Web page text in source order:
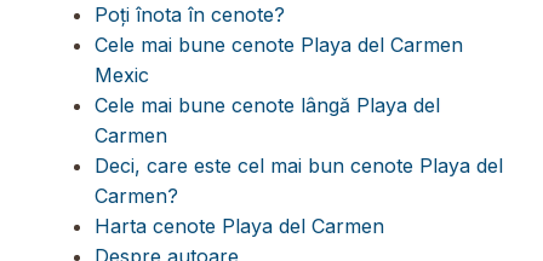
Poți înota în cenote?
Cele mai bune cenote Playa del Carmen
Mexic
Cele mai bune cenote lângă Playa del
Carmen
Deci, care este cel mai bun cenote Playa del
Carmen?
Harta cenote Playa del Carmen
Despre autoare